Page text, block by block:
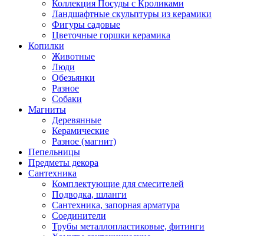
Коллекция Посуды с Кроликами
Ландшафтные скульптуры из керамики
Фигуры садовые
Цветочные горшки керамика
Копилки
Животные
Люди
Обезьянки
Разное
Собаки
Магниты
Деревянные
Керамические
Разное (магнит)
Пепельницы
Предметы декора
Сантехника
Комплектующие для смесителей
Подводка, шланги
Сантехника, запорная арматура
Соединители
Трубы металлопластиковые, фитинги